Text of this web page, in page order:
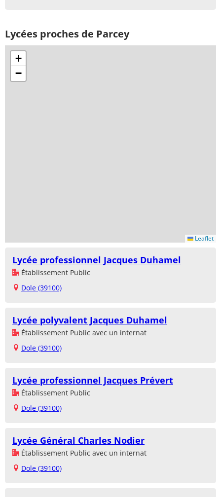
Lycées proches de Parcey
+
−
Leaflet
Lycée professionnel Jacques Duhamel
Établissement Public
Dole (39100)
Lycée polyvalent Jacques Duhamel
Établissement Public avec un internat
Dole (39100)
Lycée professionnel Jacques Prévert
Établissement Public
Dole (39100)
Lycée Général Charles Nodier
Établissement Public avec un internat
Dole (39100)